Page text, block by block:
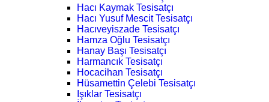
Hacı Kaymak Tesisatçı
Hacı Yusuf Mescit Tesisatçı
Hacıveyiszade Tesisatçı
Hamza Oğlu Tesisatçı
Hanay Başı Tesisatçı
Harmancık Tesisatçı
Hocacihan Tesisatçı
Hüsamettin Çelebi Tesisatçı
Işıklar Tesisatçı